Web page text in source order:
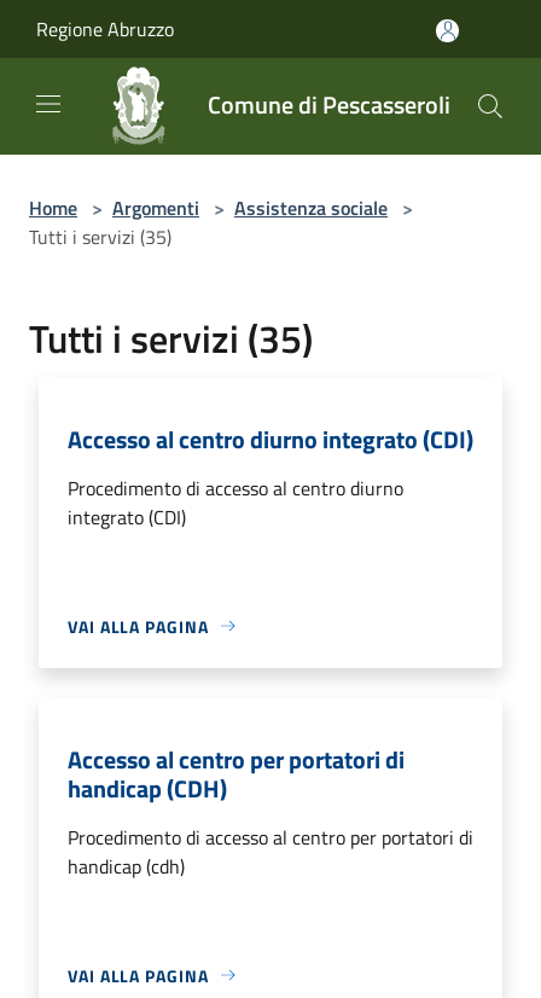
Regione Abruzzo
Comune di Pescasseroli
Home > Argomenti > Assistenza sociale >
Tutti i servizi (35)
Tutti i servizi (35)
Accesso al centro diurno integrato (CDI)
Procedimento di accesso al centro diurno
integrato (CDI)
VAI ALLA PAGINA
Accesso al centro per portatori di
handicap (CDH)
Procedimento di accesso al centro per portatori di
handicap (cdh)
VAI ALLA PAGINA